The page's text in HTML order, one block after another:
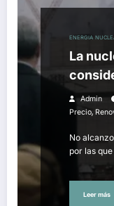
ENERGIA
La
Admin
Precio,
No
por las
Leer más